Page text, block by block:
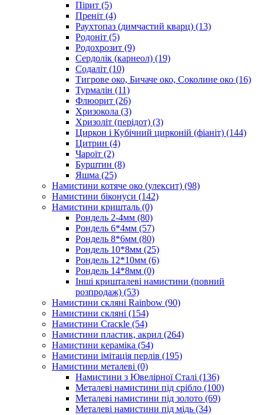
Пірит (5)
Преніт (4)
Раухтопаз (димчастий кварц) (13)
Родоніт (5)
Родохрозит (9)
Сердолік (карнеол) (19)
Содаліт (10)
Тигрове око, Бичаче око, Соколине око (16)
Турмалін (11)
Флюорит (26)
Хризокола (3)
Хризоліт (перідот) (3)
Циркон і Кубічний цирконій (фіаніт) (144)
Цитрин (4)
Чароїт (2)
Бурштин (8)
Яшма (25)
Намистини котяче око (улексит) (98)
Намистини біконуси (142)
Намистини кришталь (0)
Рондель 2-4мм (80)
Рондель 6*4мм (57)
Рондель 8*6мм (80)
Рондель 10*8мм (25)
Рондель 12*10мм (6)
Рондель 14*8мм (0)
Інші кришталеві намистини (повний
розпродаж) (53)
Намистини скляні Rainbow (90)
Намистини скляні (154)
Намистини Cracкle (54)
Намистини пластик, акрил (264)
Намистини кераміка (54)
Намистини імітація перлів (195)
Намистини металеві (0)
Намистини з Ювелірної Сталі (136)
Металеві намистини під срібло (100)
Металеві намистини під золото (69)
Металеві намистини під мідь (34)